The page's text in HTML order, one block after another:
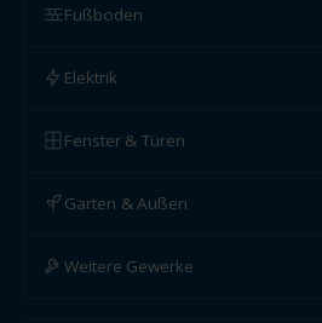
Fußboden
Elektrik
Fenster & Türen
Garten & Außen
Weitere Gewerke